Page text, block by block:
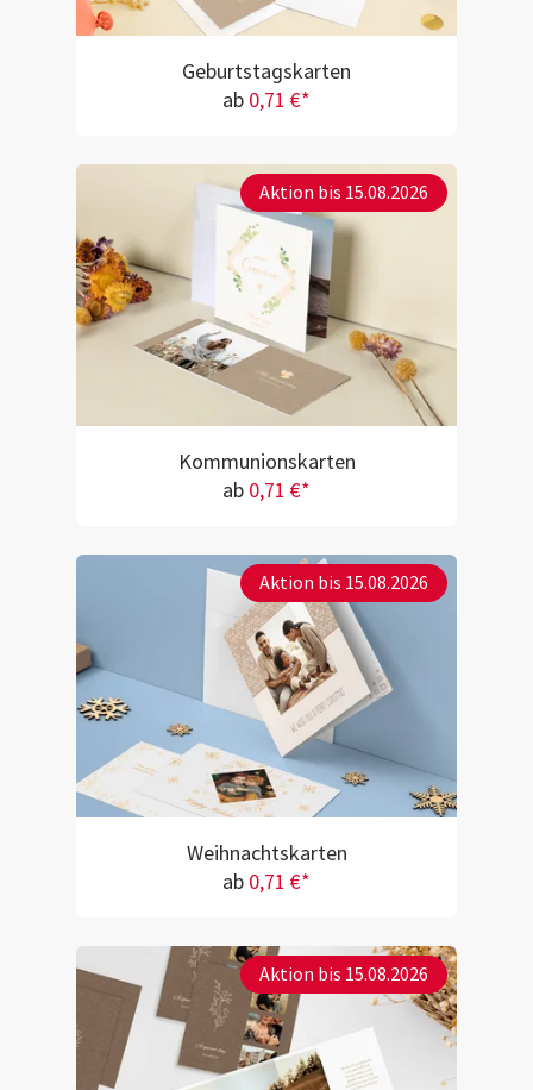
Geburtstagskarten
ab 0,71 €*
Aktion bis 15.08.2026
Kommunionskarten
ab 0,71 €*
Aktion bis 15.08.2026
Weihnachtskarten
ab 0,71 €*
Aktion bis 15.08.2026